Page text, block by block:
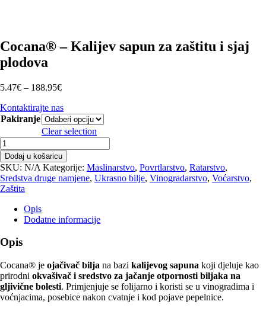
Cocana® – Kalijev sapun za zaštitu i sjaj
plodova
5.47€ – 188.95€Raspon
od
5.47€
do
188.95€
Kontaktirajte nas
Pakiranje
Clear selection
Cocana®
–
Kalijev
sapun
za
zaštitu
plodova
količina
Dodaj u košaricu
SKU: N/A Kategorije: Maslinarstvo, Povrtlarstvo, Ratarstvo,
Sredstva druge namjene, Ukrasno bilje, Vinogradarstvo, Voćarstvo,
Zaštita
Opis
Dodatne informacije
Opis
Cocana® je ojačivač bilja na bazi kalijevog sapuna koji djeluje kao
prirodni okvašivač i sredstvo za jačanje otpornosti biljaka na
gljivične bolesti. Primjenjuje se folijarno i koristi se u vinogradima i
voćnjacima, posebice nakon cvatnje i kod pojave pepelnice.